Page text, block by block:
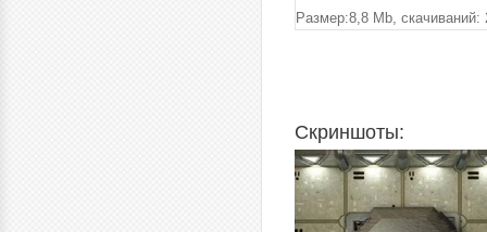
Размер:8,8 Mb, cкачиваний:
Скриншоты: